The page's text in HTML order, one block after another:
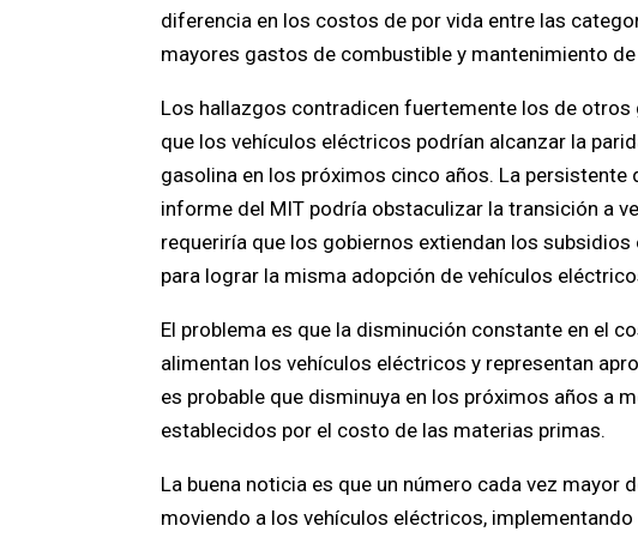
diferencia en los costos de por vida entre las
mayores gastos de combustible y mantenimiento
Los hallazgos contradicen fuertemente los de
que los vehículos eléctricos podrían alcanzar la
gasolina en los próximos cinco años. La
informe del MIT podría obstaculizar la transición a
requeriría que los gobiernos extiendan los
para lograr la misma adopción de vehículos
El problema es que la disminución constante en el
alimentan los vehículos eléctricos y representan
es probable que disminuya en los próximos años a
establecidos por el costo de las materias primas.
La buena noticia es que un número cada vez mayor
moviendo a los vehículos eléctricos,